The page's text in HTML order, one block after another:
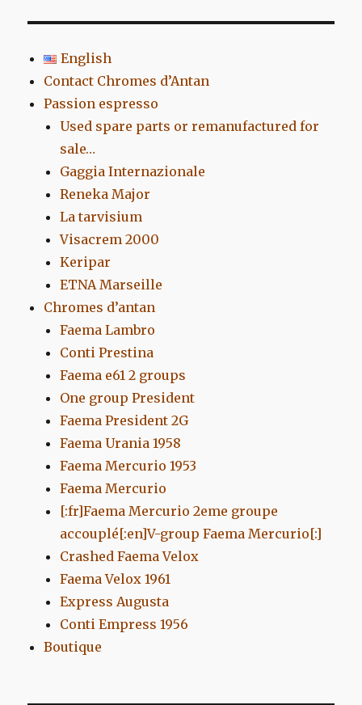
English
Contact Chromes d’Antan
Passion espresso
Used spare parts or remanufactured for
sale…
Gaggia Internazionale
Reneka Major
La tarvisium
Visacrem 2000
Keripar
ETNA Marseille
Chromes d’antan
Faema Lambro
Conti Prestina
Faema e61 2 groups
One group President
Faema President 2G
Faema Urania 1958
Faema Mercurio 1953
Faema Mercurio
[:fr]Faema Mercurio 2eme groupe
accouplé[:en]V-group Faema Mercurio[:]
Crashed Faema Velox
Faema Velox 1961
Express Augusta
Conti Empress 1956
Boutique